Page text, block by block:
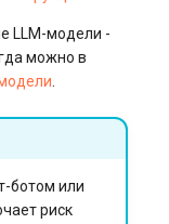
LLM-модели -
можно в
ботом или
риск